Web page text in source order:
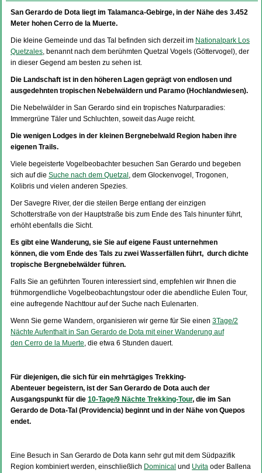
San Gerardo de Dota liegt im Talamanca-Gebirge, in der Nähe des 3.452
Meter hohen Cerro de la Muerte.
Die kleine Gemeinde und das Tal befinden sich derzeit im Nationalpark Los
Quetzales, benannt nach dem berühmten Quetzal Vogels (Göttervogel), der
in dieser Gegend am besten zu sehen ist.
Die Landschaft ist in den höheren Lagen geprägt von endlosen und
ausgedehnten tropischen Nebelwäldern und Paramo (Hochlandwiesen).
Die Nebelwälder in San Gerardo sind ein tropisches Naturparadies:
Immergrüne Täler und Schluchten, soweit das Auge reicht.
Die wenigen Lodges in der kleinen Bergnebelwald Region haben ihre
eigenen Trails.
Viele begeisterte Vogelbeobachter besuchen San Gerardo und begeben
sich auf die Suche nach dem Quetzal , dem Glockenvogel, Trogonen,
Kolibris und vielen anderen Spezies.
Der Savegre River, der die steilen Berge entlang der einzigen
Schotterstraße von der Hauptstraße bis zum Ende des Tals hinunter führt,
erhöht ebenfalls die Sicht.
Es gibt eine Wanderung, sie Sie auf eigene Faust unternehmen
können, die vom Ende des Tals zu zwei Wasserfällen führt, durch dichte
tropische Bergnebelwälder führen.
Falls Sie an geführten Touren interessiert sind, empfehlen wir Ihnen die
frühmorgendliche Vogelbeobachtungstour oder die abendliche Eulen Tour,
eine aufregende Nachttour auf der Suche nach Eulenarten.
Wenn Sie gerne Wandern, organisieren wir gerne für Sie einen 3Tage/2
Nächte Aufenthalt in San Gerardo de Dota mit einer Wanderung auf
den Cerro de la Muerte, die etwa 6 Stunden dauert.
Für diejenigen, die sich für ein mehrtägiges Trekking-
Abenteuer begeistern, ist der San Gerardo de Dota auch der
Ausgangspunkt für die 10-Tage/9 Nächte Trekking-Tour, die im San
Gerardo de Dota-Tal (Providencia) beginnt und in der Nähe von Quepos
endet.
Eine Besuch in San Gerardo de Dota kann sehr gut mit dem Südpazifik
Region kombiniert werden, einschließlich Dominical und Uvita oder Ballena